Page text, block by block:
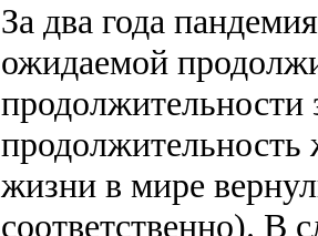
За два года
ожидаемой
жизни в мире
соответственно). В